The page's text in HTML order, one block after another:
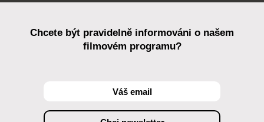
Chcete být pravidelně informováni o našem
filmovém programu?